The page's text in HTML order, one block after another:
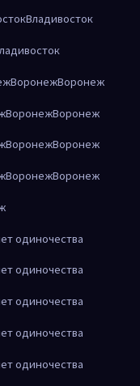
Владивосток
ВоронежВоронеж
ВоронежВоронеж
ВоронежВоронеж
ВоронежВоронеж
одиночества
одиночества
одиночества
одиночества
одиночества